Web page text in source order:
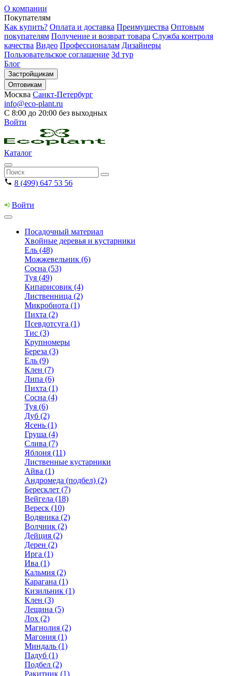
О компании
Покупателям
Как купить? Оплата и доставка Преимущества Оптовым
покупателям Получение и возврат товара Служба контроля
качества Видео Профессионалам Дизайнеры
Пользовательское соглашение 3d тур
Блог
Застройщикам
Оптовикам
Москва Санкт-Петербург
info@eco-plant.ru
С 8:00 до 20:00 без выходных
Войти
Каталог
8 (499) 647 53 56
Войти
Посадочный материал
Хвойные деревья и кустарники
Ель (48)
Можжевельник (6)
Сосна (53)
Туя (49)
Кипарисовик (4)
Лиственница (2)
Микробиота (1)
Пихта (2)
Псевдотсуга (1)
Тис (3)
Крупномеры
Береза (3)
Ель (9)
Клен (7)
Липа (6)
Пихта (1)
Сосна (4)
Туя (6)
Дуб (2)
Ясень (1)
Груша (4)
Слива (7)
Яблоня (11)
Лиственные кустарники
Айва (1)
Андромеда (подбел) (2)
Бересклет (7)
Вейгела (18)
Вереск (10)
Водяника (2)
Волчник (2)
Дейция (2)
Дерен (2)
Ирга (1)
Ива (1)
Кальмия (2)
Карагана (1)
Кизильник (1)
Клен (3)
Лещина (5)
Лох (2)
Магнолия (2)
Магония (1)
Миндаль (1)
Падуб (1)
Подбел (2)
Ракитник (1)